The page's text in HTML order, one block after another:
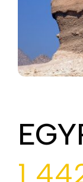
Contactez
1